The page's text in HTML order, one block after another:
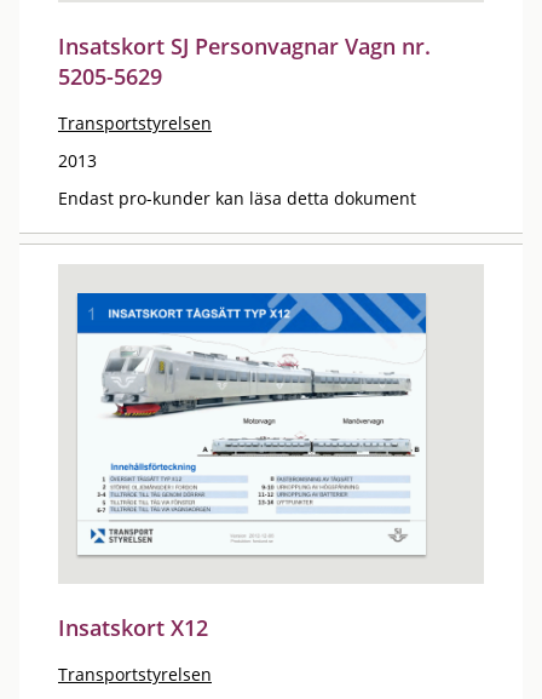
Insatskort SJ Personvagnar Vagn nr.
5205-5629
Transportstyrelsen
2013
Endast pro-kunder kan läsa detta dokument
Insatskort X12
Transportstyrelsen